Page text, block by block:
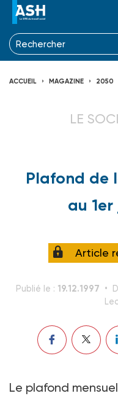
ACCUEIL MAGAZINE 2050
LE
Plafond de
au
Article
Publié le : 19.12.1997
Le plafond